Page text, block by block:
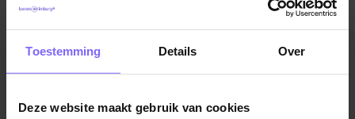
Toestemming Details Over
Deze website maakt gebruik van cookies